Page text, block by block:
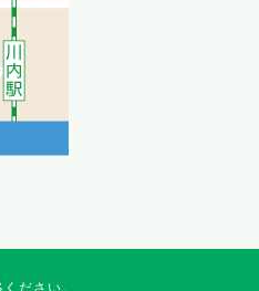
ださい。